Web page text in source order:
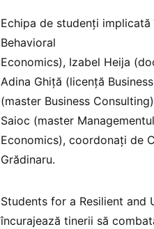
Echipa de studenți
Behavioral
Economics), Izabel Heija
Adina Ghiță (licență
(master Business
Saioc (master
Economics), coordonați de
Grădinaru.
Students for a Resilient and
încurajează tinerii să